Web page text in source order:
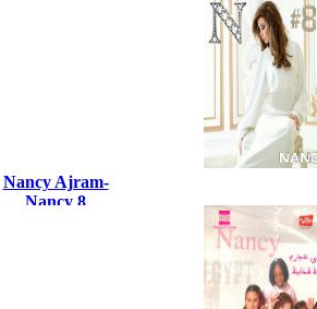
Nancy Ajram-
Nancy 8